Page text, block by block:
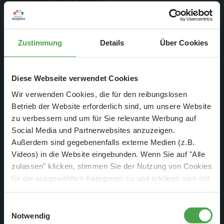
Zustimmung Details Über Cookies
Diese Webseite verwendet Cookies
Wir verwenden Cookies, die für den reibungslosen
Betrieb der Website erforderlich sind, um unsere Website
zu verbessern und um für Sie relevante Werbung auf
Social Media und Partnerwebsites anzuzeigen.
Außerdem sind gegebenenfalls externe Medien (z.B.
Videos) in die Website eingebunden. Wenn Sie auf "Alle
zulassen" klicken, stimmen Sie der Nutzung von Cookies
für die ausgewählten Kategorien zu und erklären sich mit
diese Einstellungen jederzeit über die Schaltfläche
Notwendig
Auch am Gelände